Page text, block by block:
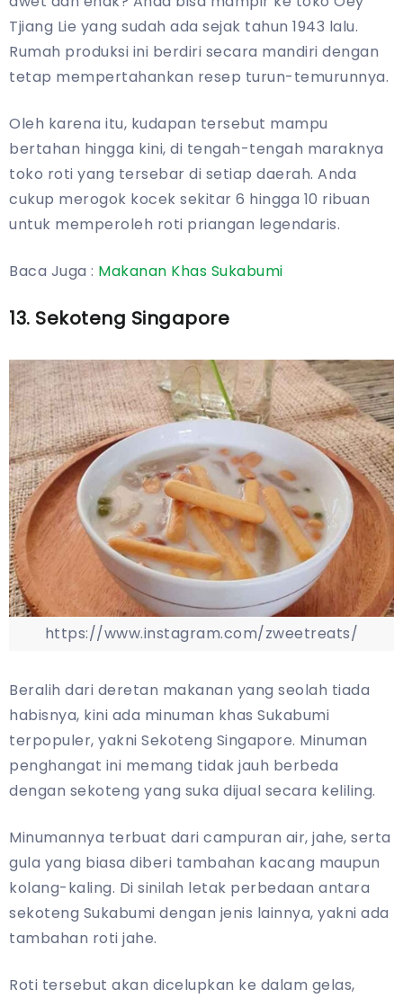
Tjiang Lie yang sudah ada sejak tahun 1943 lalu.
Rumah produksi ini berdiri secara mandiri dengan
tetap mempertahankan resep turun-temurunnya.
Oleh karena itu, kudapan tersebut mampu
bertahan hingga kini, di tengah-tengah maraknya
toko roti yang tersebar di setiap daerah. Anda
cukup merogok kocek sekitar 6 hingga 10 ribuan
untuk memperoleh roti priangan legendaris.
Baca Juga : Makanan Khas Sukabumi
13. Sekoteng Singapore
https://www.instagram.com/zweetreats/
Beralih dari deretan makanan yang seolah tiada
habisnya, kini ada minuman khas Sukabumi
terpopuler, yakni Sekoteng Singapore. Minuman
penghangat ini memang tidak jauh berbeda
dengan sekoteng yang suka dijual secara keliling.
Minumannya terbuat dari campuran air, jahe, serta
gula yang biasa diberi tambahan kacang maupun
kolang-kaling. Di sinilah letak perbedaan antara
sekoteng Sukabumi dengan jenis lainnya, yakni ada
tambahan roti jahe.
Roti tersebut akan dicelupkan ke dalam gelas,